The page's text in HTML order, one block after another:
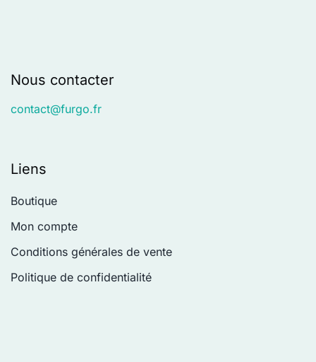
Nous contacter
contact@furgo.fr
Liens
Boutique
Mon compte
Conditions générales de vente
Politique de confidentialité